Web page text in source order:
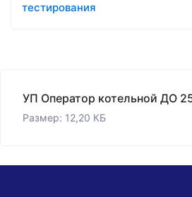
тестирования
УП Оператор котельной ДО
Размер: 12,20 КБ